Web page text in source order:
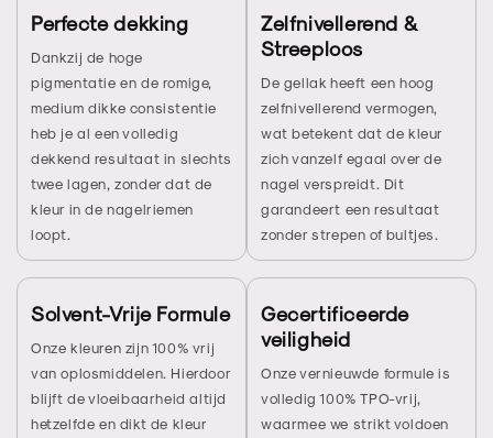
Perfecte dekking
Dankzij de hoge
pigmentatie en de romige,
medium dikke consistentie
heb je al een volledig
dekkend resultaat in slechts
twee lagen, zonder dat de
kleur in de nagelriemen
loopt.
Zelfnivellerend &
Streeploos
De gellak heeft een hoog
zelfnivellerend vermogen,
wat betekent dat de kleur
zich vanzelf egaal over de
nagel verspreidt. Dit
garandeert een resultaat
zonder strepen of bultjes.
Solvent-Vrije Formule
Onze kleuren zijn 100% vrij
van oplosmiddelen. Hierdoor
blijft de vloeibaarheid altijd
hetzelfde en dikt de kleur
Gecertificeerde
veiligheid
Onze vernieuwde formule is
volledig 100% TPO-vrij,
waarmee we strikt voldoen